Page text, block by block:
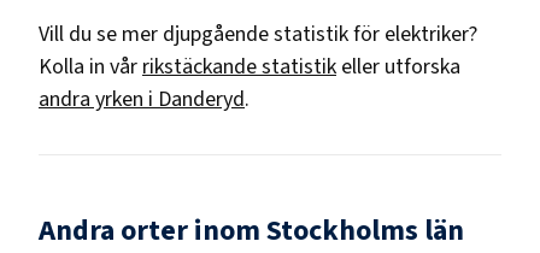
Vill du se mer djupgående statistik för elektriker?
Kolla in vår rikstäckande statistik eller utforska
andra yrken i Danderyd.
Andra orter inom Stockholms län